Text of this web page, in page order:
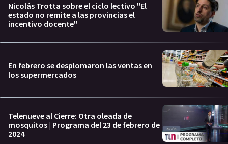
Nicolás Trotta sobre el ciclo lectivo "El
estado no remite a las provincias el
incentivo docente"
En febrero se desplomaron las ventas en
los supermercados
Telenueve al Cierre: Otra oleada de
mosquitos | Programa del 23 de febrero de
2024